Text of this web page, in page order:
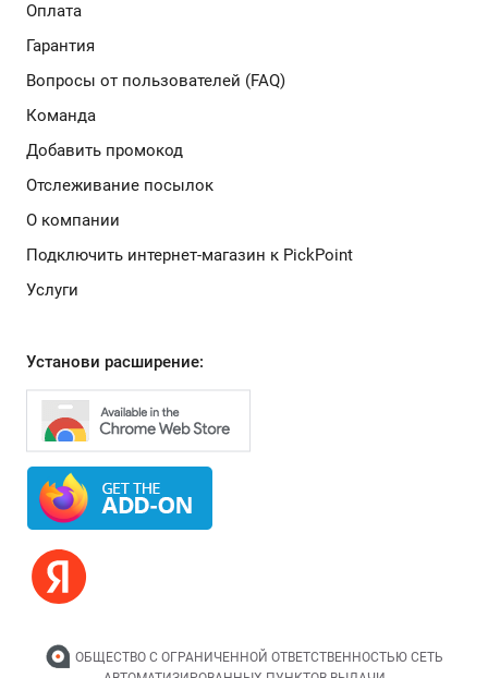
Оплата
Гарантия
Вопросы от пользователей (FAQ)
Команда
Добавить промокод
Отслеживание посылок
О компании
Подключить интернет-магазин к PickPoint
Услуги
Установи расширение:
ОБЩЕСТВО С ОГРАНИЧЕННОЙ ОТВЕТСТВЕННОСТЬЮ СЕТЬ